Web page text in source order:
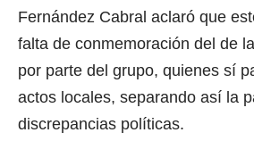
Fernández Cabral aclaró que
falta de conmemoración del de
por parte del grupo, quienes sí
actos locales, separando así la
discrepancias políticas.